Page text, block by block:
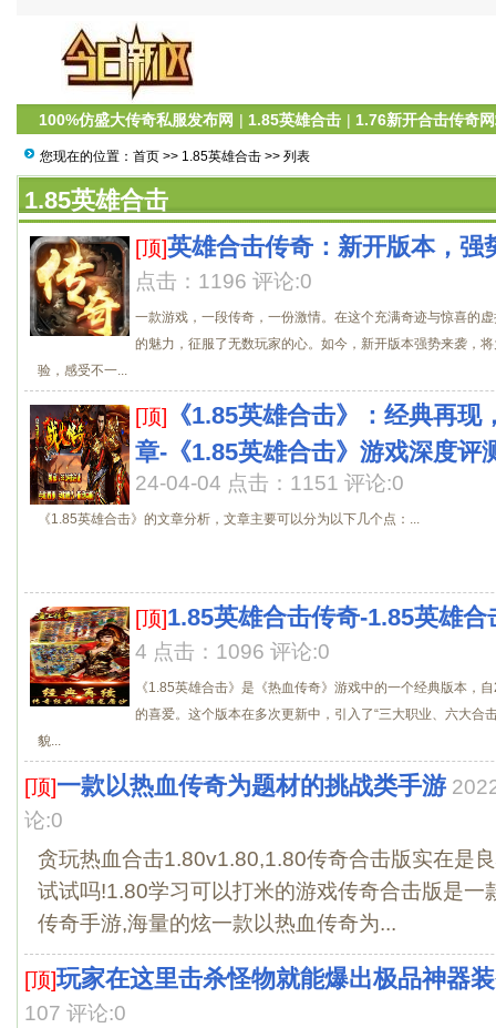
100%仿盛大传奇私服发布网 | 1.85英雄合击 | 1.76新开合击传奇
您现在的位置： 首页 >> 1.85英雄合击 >> 列表
1.85英雄合击
[顶]英雄合击传奇：新开版本，强
点击：1196 评论:0
一款游戏，一段传奇，一份激情。在这个充满奇迹与惊喜的
的魅力，征服了无数玩家的心。如今，新开版本强势来袭，
验，感受不一...
[顶] 《1.85英雄合击》：经典再
章-《1.85英雄合击》游戏深度评
24-04-04 点击：1151 评论:0
《1.85英雄合击》的文章分析，文章主要可以分为以下几个点：...
[顶]1.85英雄合击传奇-1.85英雄合
4 点击：1096 评论:0
《1.85英雄合击》是《热血传奇》游戏中的一个经典版本，
的喜爱。这个版本在多次更新中，引入了“三大职业、六大合
貌...
[顶]一款以热血传奇为题材的挑战类手游
论:0
贪玩热血合击1.80v1.80,1.80传奇合击版实在是
试试吗!1.80学习可以打米的游戏传奇合击版是一
传奇手游,海量的炫一款以热血传奇为...
[顶]玩家在这里击杀怪物就能爆出极品神器
107 评论:0